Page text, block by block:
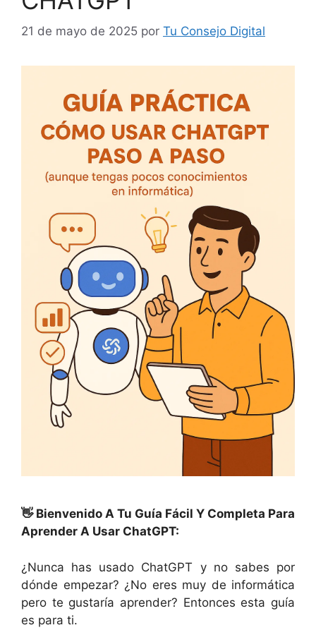
21 de mayo de 2025 por Tu Consejo Digital
👋 Bienvenido A Tu Guía Fácil Y Completa Para
Aprender A Usar ChatGPT:
¿Nunca has usado ChatGPT y no sabes por
dónde empezar? ¿No eres muy de informática
pero te gustaría aprender? Entonces esta guía
es para ti.